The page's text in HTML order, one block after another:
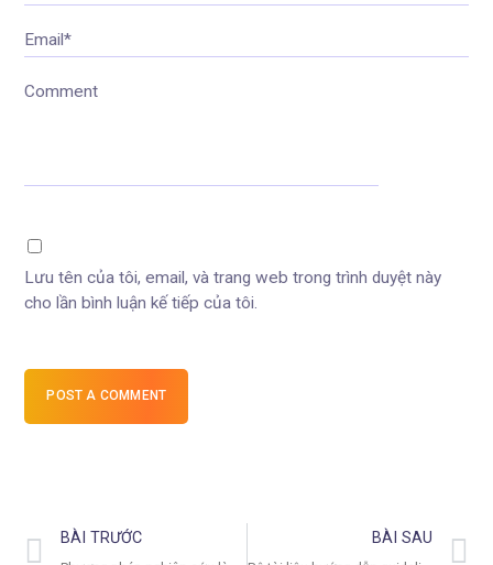
Email*
Comment
Lưu tên của tôi, email, và trang web trong trình duyệt này
cho lần bình luận kế tiếp của tôi.
POST A COMMENT
BÀI TRƯỚC BÀI SAU